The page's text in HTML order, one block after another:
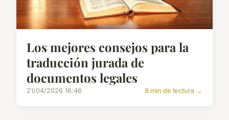
Los mejores consejos para la
traducción jurada de
documentos legales
21/04/2026 16:46 8 min de lectura →